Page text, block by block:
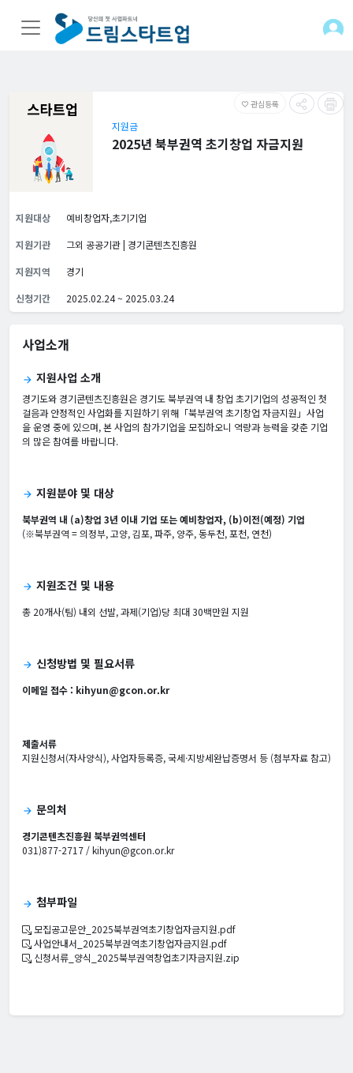
favorite_border 관심등록
지원금
2025년 북부권역 초기창업 자금지원
지원대상
예비창업자,초기기업
지원기관
그외 공공기관 | 경기콘텐츠진흥원
지원지역
경기
신청기간
2025.02.24 ~ 2025.03.24
사업소개
arrow_forward 지원사업 소개
경기도와 경기콘텐츠진흥원은 경기도 북부권역 내 창업 초기기업의 성공적인 첫
걸음과 안정적인 사업화를 지원하기 위해「북부권역 초기창업 자금지원」사업
을 운영 중에 있으며, 본 사업의 참가기업을 모집하오니 역량과 능력을 갖춘 기업
의 많은 참여를 바랍니다.
arrow_forward 지원분야 및 대상
북부권역 내 (a)창업 3년 이내 기업 또는 예비창업자, (b)이전(예정) 기업
(※북부권역 = 의정부, 고양, 김포, 파주, 양주, 동두천, 포천, 연천)
arrow_forward 지원조건 및 내용
총 20개사(팀) 내외 선발, 과제(기업)당 최대 30백만원 지원
arrow_forward 신청방법 및 필요서류
이메일 접수 : kihyun@gcon.or.kr
제출서류
지원신청서(자사양식), 사업자등록증, 국세·지방세완납증명서 등 (첨부자료 참고)
arrow_forward 문의처
경기콘텐츠진흥원 북부권역센터
031)877-2717 / kihyun@gcon.or.kr
arrow_forward 첨부파일
모집공고문안_2025북부권역초기창업자금지원.pdf
사업안내서_2025북부권역초기창업자금지원.pdf
신청서류_양식_2025북부권역창업초기자금지원.zip